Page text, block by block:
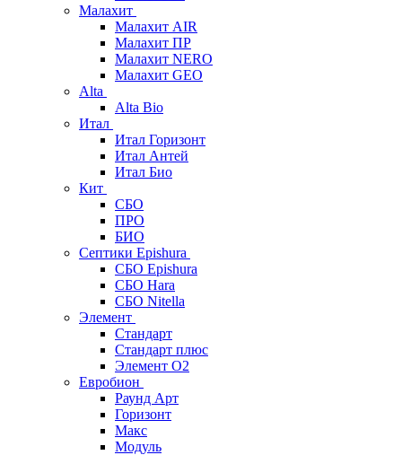
Малахит
Малахит AIR
Малахит ПР
Малахит NERO
Малахит GEO
Alta
Alta Bio
Итал
Итал Горизонт
Итал Антей
Итал Био
Кит
СБО
ПРО
БИО
Септики Epishura
СБО Epishura
СБО Hara
СБО Nitella
Элемент
Стандарт
Стандарт плюс
Элемент О2
Евробион
Раунд Арт
Горизонт
Макс
Модуль